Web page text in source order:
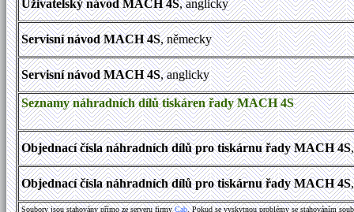
Uživatelský návod MACH 4S, anglicky
Servisní návod MACH 4S, německy
Servisní návod MACH 4S, anglicky
Seznamy náhradních dílů tiskáren řady MACH 4S
Objednací čísla náhradních dílů pro tiskárnu řady MACH 4S
Objednací čísla náhradních dílů pro tiskárnu řady MACH 4S
Soubory jsou stahovány přímo ze serveru firmyCab. Pokud se vyskytnou problémy se stahováním